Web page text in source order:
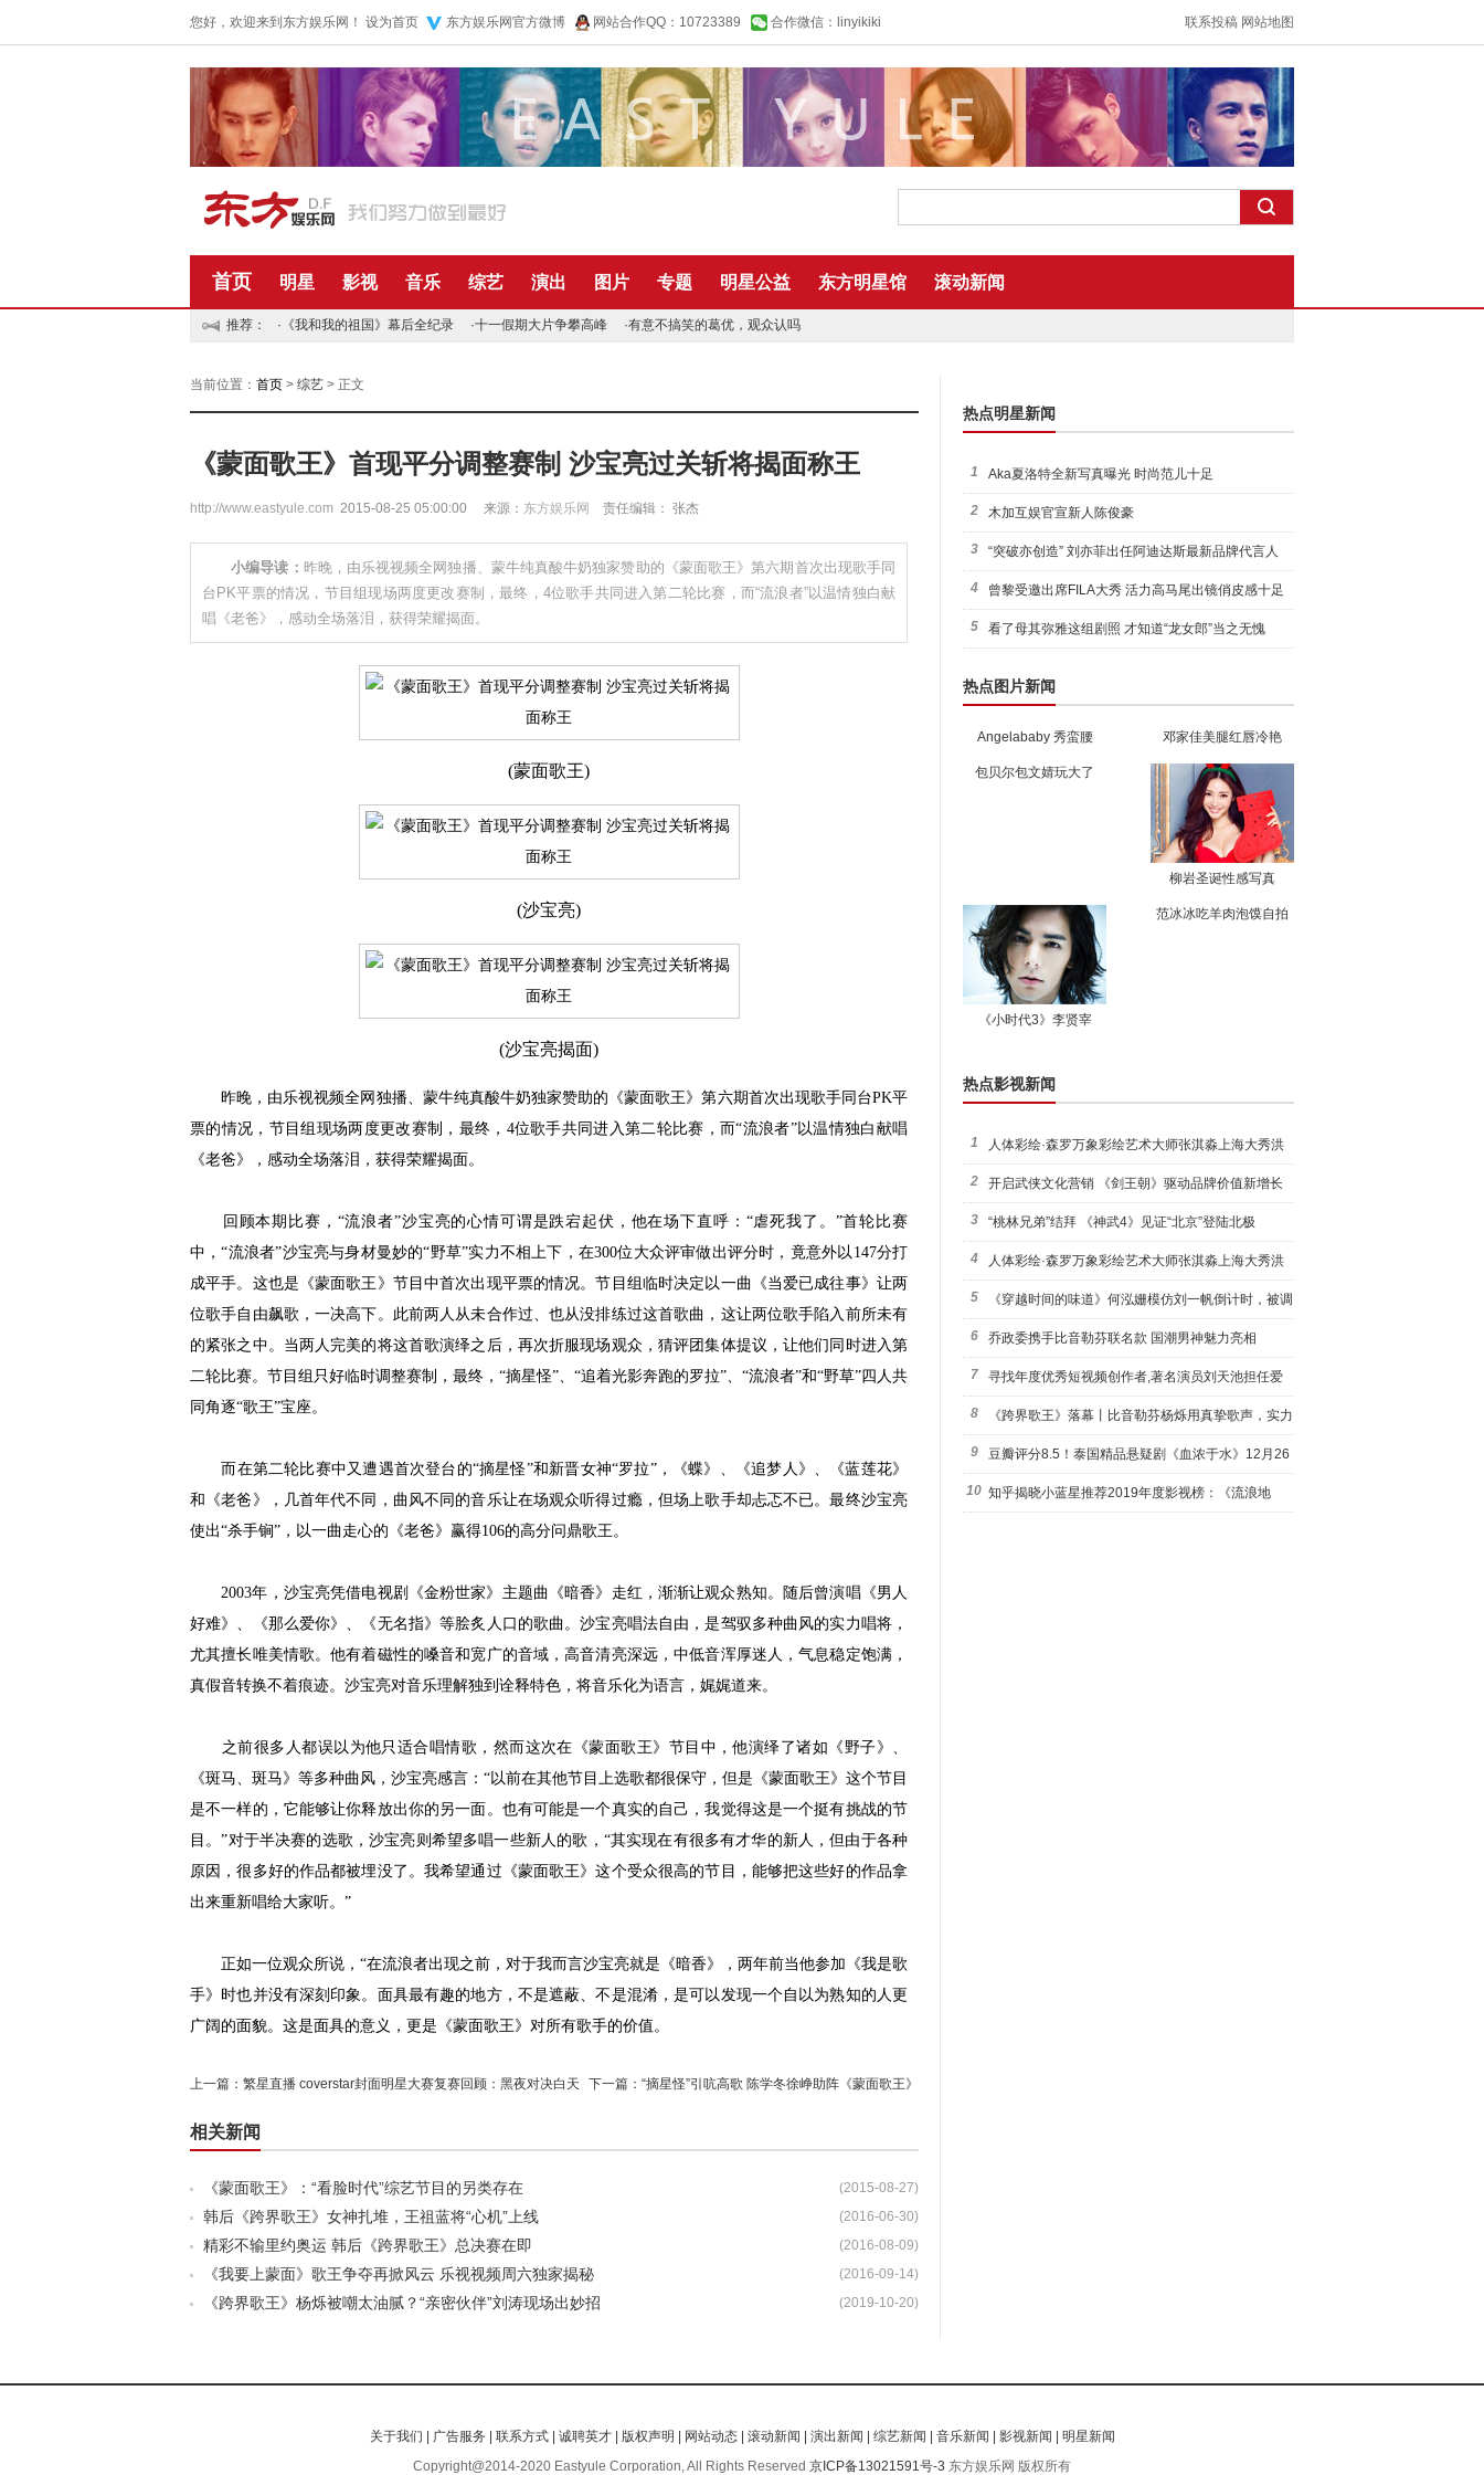
您好，欢迎来到东方娱乐网！ 设为首页 东方娱乐网官方微博 网站合作QQ：10723389 合作微信：linyikiki 联系投稿 网站地图
首页 明星 影视 音乐 综艺 演出 图片 专题 明星公益 东方明星馆 滚动新闻
推荐： · 《我和我的祖国》幕后全纪录 ·十一假期大片争攀高峰 ·有意不搞笑的葛优，观众认吗
当前位置： 首页 > 综艺 > 正文
《蒙面歌王》首现平分调整赛制 沙宝亮过关斩将揭面称王
http://www.eastyule.com 2015-08-25 05:00:00 来源： 东方娱乐网 责任编辑： 张杰
小编导读： 昨晚，由乐视视频全网独播、蒙牛纯真酸牛奶独家赞助的《蒙面歌王》第六期首次出现歌手同
台PK平票的情况，节目组现场两度更改赛制，最终，4位歌手共同进入第二轮比赛，而“流浪者”以温情独白献
唱《老爸》，感动全场落泪，获得荣耀揭面。
(蒙面歌王)
(沙宝亮)
(沙宝亮揭面)
昨晚，由乐视视频全网独播、蒙牛纯真酸牛奶独家赞助的《蒙面歌王》第六期首次出现歌手同台PK平
票的情况，节目组现场两度更改赛制，最终，4位歌手共同进入第二轮比赛，而“流浪者”以温情独白献唱
《老爸》，感动全场落泪，获得荣耀揭面。
回顾本期比赛，“流浪者”沙宝亮的心情可谓是跌宕起伏，他在场下直呼：“虐死我了。”首轮比赛
中，“流浪者”沙宝亮与身材曼妙的“野草”实力不相上下，在300位大众评审做出评分时，竟意外以147分打
成平手。这也是《蒙面歌王》节目中首次出现平票的情况。节目组临时决定以一曲《当爱已成往事》让两
位歌手自由飙歌，一决高下。此前两人从未合作过、也从没排练过这首歌曲，这让两位歌手陷入前所未有
的紧张之中。当两人完美的将这首歌演绎之后，再次折服现场观众，猜评团集体提议，让他们同时进入第
二轮比赛。节目组只好临时调整赛制，最终，“摘星怪”、“追着光影奔跑的罗拉”、“流浪者”和“野草”四人共
同角逐“歌王”宝座。
而在第二轮比赛中又遭遇首次登台的“摘星怪”和新晋女神“罗拉”，《蝶》、《追梦人》、《蓝莲花》
和《老爸》，几首年代不同，曲风不同的音乐让在场观众听得过瘾，但场上歌手却忐忑不已。最终沙宝亮
使出“杀手锏”，以一曲走心的《老爸》赢得106的高分问鼎歌王。
2003年，沙宝亮凭借电视剧《金粉世家》主题曲《暗香》走红，渐渐让观众熟知。随后曾演唱《男人
好难》、《那么爱你》、《无名指》等脍炙人口的歌曲。沙宝亮唱法自由，是驾驭多种曲风的实力唱将，
尤其擅长唯美情歌。他有着磁性的嗓音和宽广的音域，高音清亮深远，中低音浑厚迷人，气息稳定饱满，
真假音转换不着痕迹。沙宝亮对音乐理解独到诠释特色，将音乐化为语言，娓娓道来。
之前很多人都误以为他只适合唱情歌，然而这次在《蒙面歌王》节目中，他演绎了诸如《野子》、
《斑马、斑马》等多种曲风，沙宝亮感言：“以前在其他节目上选歌都很保守，但是《蒙面歌王》这个节目
是不一样的，它能够让你释放出你的另一面。也有可能是一个真实的自己，我觉得这是一个挺有挑战的节
目。”对于半决赛的选歌，沙宝亮则希望多唱一些新人的歌，“其实现在有很多有才华的新人，但由于各种
原因，很多好的作品都被埋没了。我希望通过《蒙面歌王》这个受众很高的节目，能够把这些好的作品拿
出来重新唱给大家听。”
正如一位观众所说，“在流浪者出现之前，对于我而言沙宝亮就是《暗香》，两年前当他参加《我是歌
手》时也并没有深刻印象。面具最有趣的地方，不是遮蔽、不是混淆，是可以发现一个自以为熟知的人更
广阔的面貌。这是面具的意义，更是《蒙面歌王》对所有歌手的价值。
上一篇： 繁星直播 coverstar封面明星大赛复赛回顾：黑夜对决白天 下一篇： “摘星怪”引吭高歌 陈学冬徐峥助阵《蒙面歌王》
相关新闻
(2015-08-27)
《蒙面歌王》：“看脸时代”综艺节目的另类存在
(2016-06-30)
韩后《跨界歌王》女神扎堆，王祖蓝将“心机”上线
(2016-08-09)
精彩不输里约奥运 韩后《跨界歌王》总决赛在即
(2016-09-14)
《我要上蒙面》歌王争夺再掀风云 乐视视频周六独家揭秘
(2019-10-20)
《跨界歌王》杨烁被嘲太油腻？“亲密伙伴”刘涛现场出妙招
热点明星新闻
1 Aka夏洛特全新写真曝光 时尚范儿十足
2 木加互娱官宣新人陈俊豪
3 “突破亦创造” 刘亦菲出任阿迪达斯最新品牌代言人
引爆
4 曾黎受邀出席FILA大秀 活力高马尾出镜俏皮感十足
5 看了母其弥雅这组剧照 才知道“龙女郎”当之无愧
热点图片新闻
Angelababy 秀蛮腰 邓家佳美腿红唇冷艳
包贝尔包文婧玩大了
柳岩圣诞性感写真
《小时代3》李贤宰
范冰冰吃羊肉泡馍自拍
热点影视新闻
1 人体彩绘·森罗万象彩绘艺术大师张淇淼上海大秀洪
荒宇宙
2 开启武侠文化营销 《剑王朝》驱动品牌价值新增长
3 “桃林兄弟”结拜 《神武4》见证“北京”登陆北极
4 人体彩绘·森罗万象彩绘艺术大师张淇淼上海大秀洪
荒宇宙
5 《穿越时间的味道》何泓姗模仿刘一帆倒计时，被调
侃“学人
6 乔政委携手比音勒芬联名款 国潮男神魅力亮相
7 寻找年度优秀短视频创作者,著名演员刘天池担任爱
奇艺号"奇
8 《跨界歌王》落幕丨比音勒芬杨烁用真挚歌声，实力
圈粉!
9 豆瓣评分8.5！泰国精品悬疑剧《血浓于水》12月26
日西瓜视
10 知乎揭晓小蓝星推荐2019年度影视榜：《流浪地
关于我们 | 广告服务 | 联系方式| 诚聘英才| 版权声明 | 网站动态| 滚动新闻 | 演出新闻 | 综艺新闻 | 音乐新闻 | 影视新闻 | 明星新闻
Copyright@2014-2020 Eastyule Corporation, All Rights Reserved 京ICP备13021591号-3 东方娱乐网 版权所有